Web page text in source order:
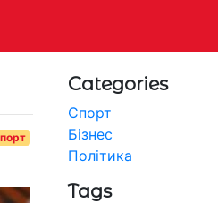
Categories
Спорт
Бізнес
Політика
Tags